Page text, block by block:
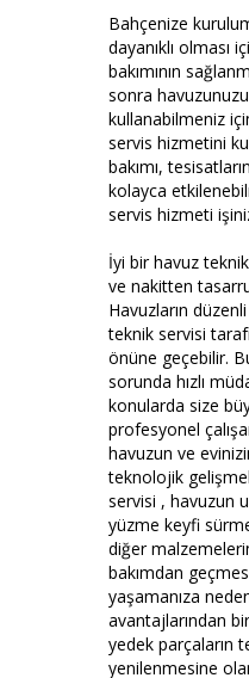
Bahçenize
dayanıklı olması
bakımının
sonra
kullanabilmeniz
servis hizmetini
bakımı,
kolayca
servis hizmeti
İyi bir havuz
ve nakitten
Havuzların
teknik servisi
önüne geçebilir.
sorunda hızlı
konularda size
profesyonel
havuzun ve
teknolojik
servisi , havuzun
yüzme keyfi
diğer
bakımdan
yaşamanıza
avantajlarından
yedek parçaların
yenilenmesine